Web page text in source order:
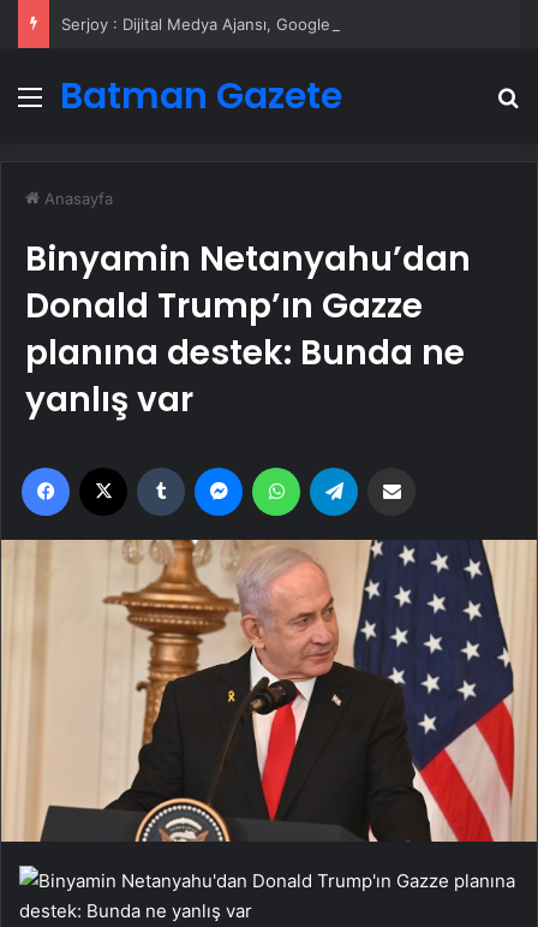
Menü
Batman Gazete
Anasayfa
Binyamin Netanyahu’dan
Donald Trump’ın Gazze
planına destek: Bunda ne
yanlış var
Facebook Tumblr MessengerWhatsApp